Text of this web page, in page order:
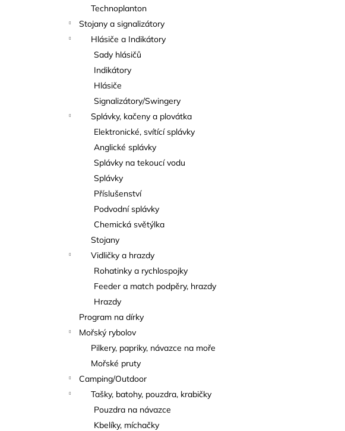
Technoplanton
Stojany a signalizátory
Hlásiče a Indikátory
Sady hlásičů
Indikátory
Hlásiče
Signalizátory/Swingery
Splávky, kačeny a plovátka
Elektronické, svítící splávky
Anglické splávky
Splávky na tekoucí vodu
Splávky
Příslušenství
Podvodní splávky
Chemická světýlka
Stojany
Vidličky a hrazdy
Rohatinky a rychlospojky
Feeder a match podpěry, hrazdy
Hrazdy
Program na dírky
Mořský rybolov
Pilkery, papriky, návazce na moře
Mořské pruty
Camping/Outdoor
Tašky, batohy, pouzdra, krabičky
Pouzdra na návazce
Kbelíky, míchačky